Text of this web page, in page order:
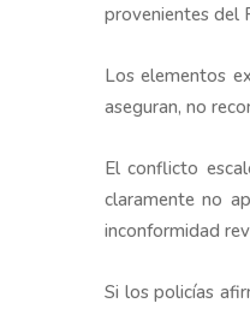
provenientes del
Los elementos
aseguran, no
El conflicto
claramente no
inconformidad
Si los policías